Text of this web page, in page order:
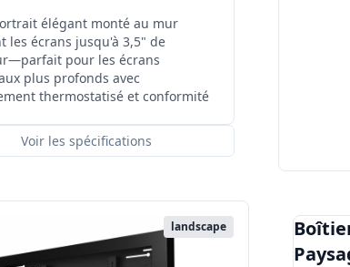
élégant monté au mur
les écrans jusqu'à 3,5" de
pour les écrans
plus profonds avec
thermostatisé et conformité
Voir les spécifications
landscape